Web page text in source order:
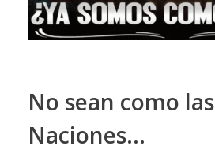
No sean como las
Naciones…